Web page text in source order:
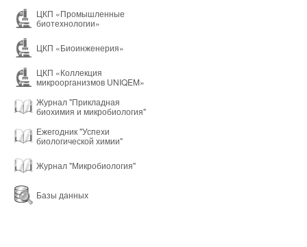
ЦКП «Промышленные
биотехнологии»
ЦКП «Биоинженерия»
ЦКП «Коллекция
микроорганизмов UNIQEM»
Журнал "Прикладная
биохимия и микробиология"
Ежегодник "Успехи
биологической химии"
Журнал "Микробиология"
Базы данных